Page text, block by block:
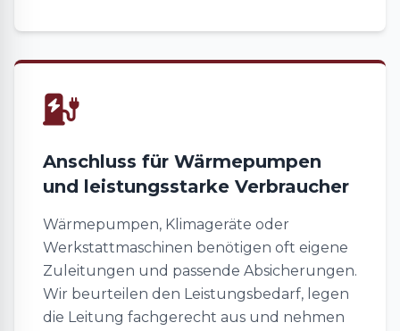
Anschluss für Wärmepumpen
und leistungsstarke Verbraucher
Wärmepumpen, Klimageräte oder
Werkstattmaschinen benötigen oft eigene
Zuleitungen und passende Absicherungen.
Wir beurteilen den Leistungsbedarf, legen
die Leitung fachgerecht aus und nehmen